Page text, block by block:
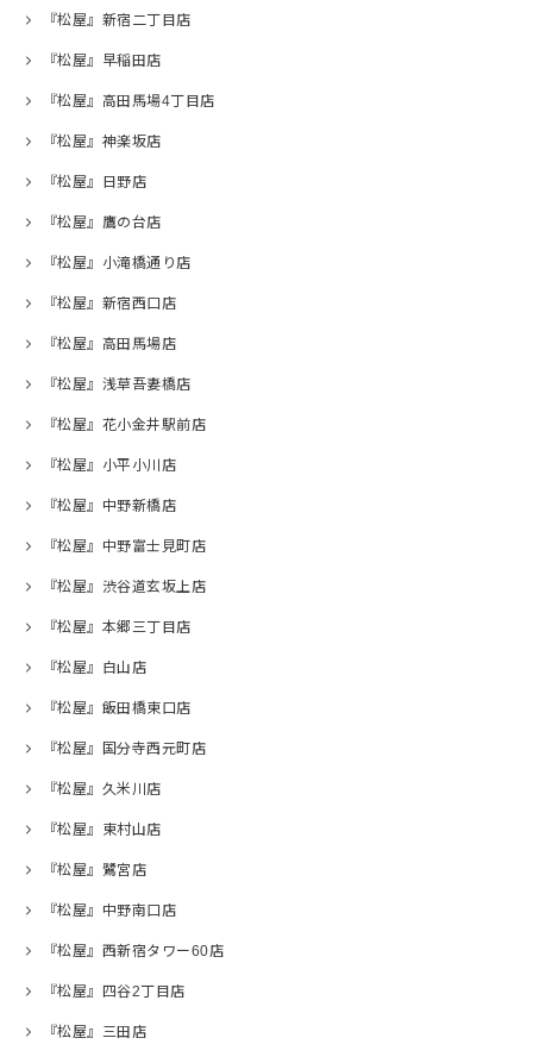
『松屋』新宿二丁目店
『松屋』早稲田店
『松屋』高田馬場4丁目店
『松屋』神楽坂店
『松屋』日野店
『松屋』鷹の台店
『松屋』小滝橋通り店
『松屋』新宿西口店
『松屋』高田馬場店
『松屋』浅草吾妻橋店
『松屋』花小金井駅前店
『松屋』小平小川店
『松屋』中野新橋店
『松屋』中野富士見町店
『松屋』渋谷道玄坂上店
『松屋』本郷三丁目店
『松屋』白山店
『松屋』飯田橋東口店
『松屋』国分寺西元町店
『松屋』久米川店
『松屋』東村山店
『松屋』鷺宮店
『松屋』中野南口店
『松屋』西新宿タワー60店
『松屋』四谷2丁目店
『松屋』三田店